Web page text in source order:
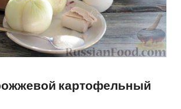
картофельный